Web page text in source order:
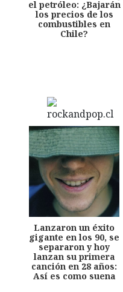
el petróleo: ¿Bajarán
los precios de los
combustibles en
Chile?
Lanzaron un éxito
gigante en los 90, se
separaron y hoy
lanzan su primera
canción en 28 años:
Así es como suena